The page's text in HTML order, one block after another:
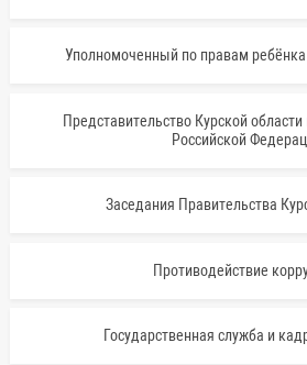
Уполномоченный по правам ребёнка
Представительство Курской
Российской
Заседания Правительства
Противодействие
Государственная служба и